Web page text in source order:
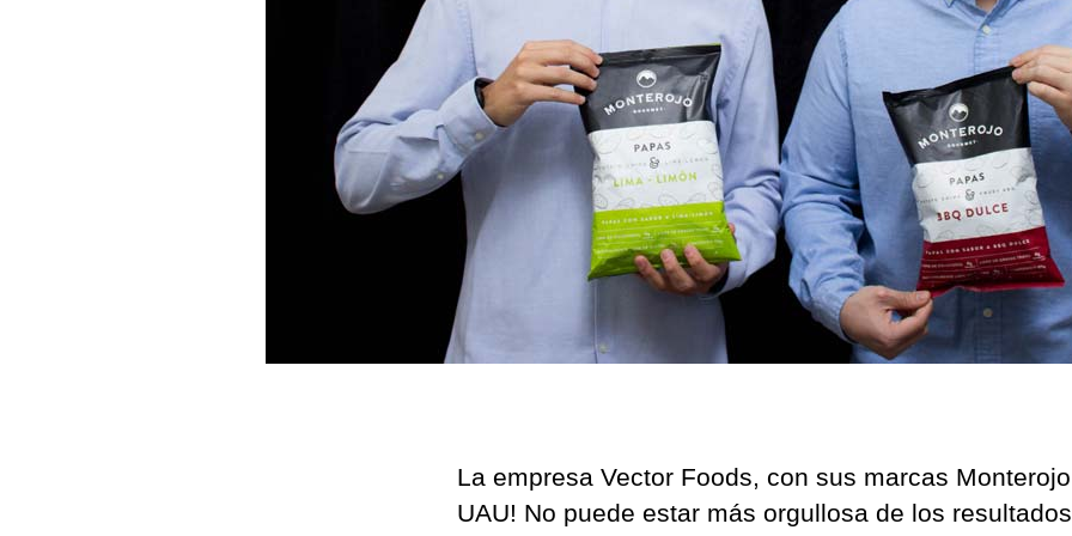
La empresa Vector Foods, con sus marcas
UAU! No puede estar más orgullosa de los resultados